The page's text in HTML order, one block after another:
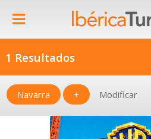
1 Resultados
Navarra + Modificar